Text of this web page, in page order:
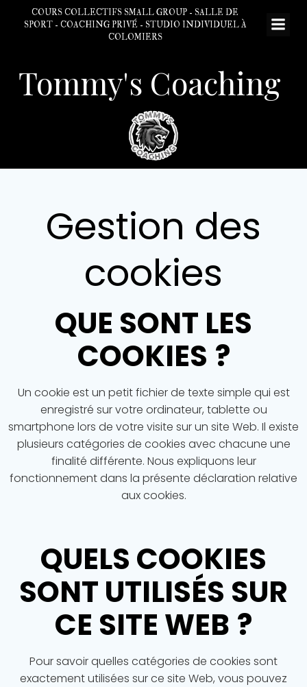
Aller
au
contenu
COURS COLLECTIFS SMALL GROUP - SALLE DE
SPORT - COACHING PRIVÉ - STUDIO INDIVIDUEL À
COLOMIERS
Tommy's Coaching
Gestion des
cookies
QUE SONT LES
COOKIES ?
Un cookie est un petit fichier de texte simple qui est
enregistré sur votre ordinateur, tablette ou
smartphone lors de votre visite sur un site Web. Il existe
plusieurs catégories de cookies avec chacune une
finalité différente. Nous expliquons leur
fonctionnement dans la présente déclaration relative
aux cookies.
QUELS COOKIES
SONT UTILISÉS SUR
CE SITE WEB ?
Pour savoir quelles catégories de cookies sont
exactement utilisées sur ce site Web, vous pouvez